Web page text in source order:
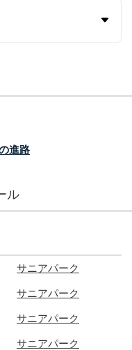
進路
ル
サニアパーク
サニアパーク
サニアパーク
サニアパーク